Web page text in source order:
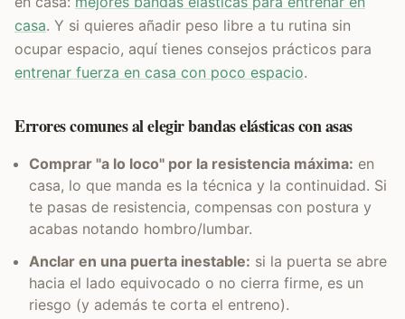
casa. Y si quieres añadir peso libre a tu rutina sin
ocupar espacio, aquí tienes consejos prácticos para
entrenar fuerza en casa con poco espacio.
Errores comunes al elegir bandas elásticas con asas
Comprar "a lo loco" por la resistencia máxima: en
casa, lo que manda es la técnica y la continuidad. Si
te pasas de resistencia, compensas con postura y
acabas notando hombro/lumbar.
Anclar en una puerta inestable: si la puerta se abre
hacia el lado equivocado o no cierra firme, es un
riesgo (y además te corta el entreno).